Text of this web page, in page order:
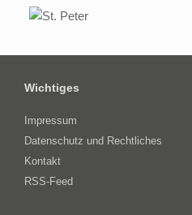
Wichtiges
Impressum
Datenschutz und Rechtliches
Kontakt
RSS-Feed